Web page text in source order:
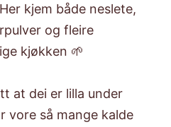
kjem både neslete,
og fleire
kjøkken 🌱
at dei er lilla under
vore så mange kalde